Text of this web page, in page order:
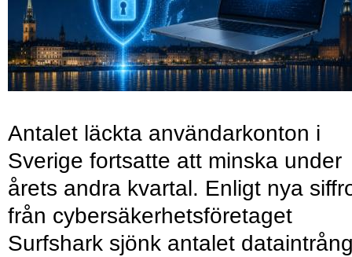
Antalet läckta användarkonton i
Sverige fortsatte att minska under
årets andra kvartal. Enligt nya
från cybersäkerhetsföretaget
Surfshark sjönk antalet